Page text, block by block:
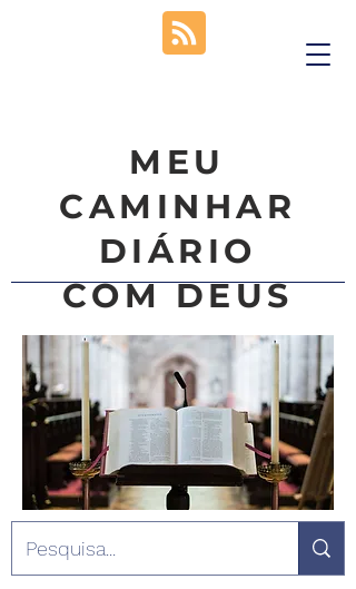
MEU
CAMINHAR
DIÁRIO
COM DEUS